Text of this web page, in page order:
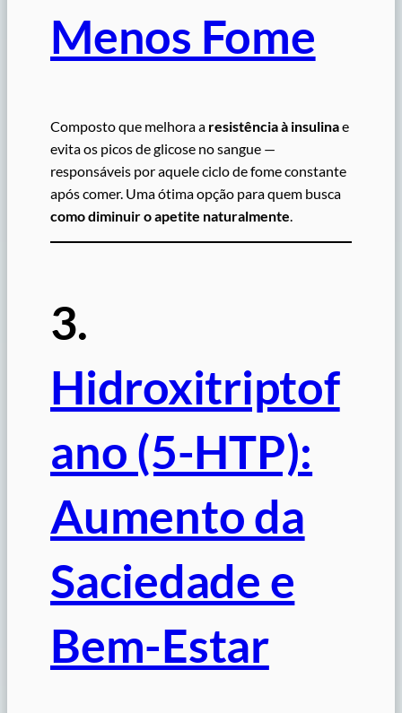
Menos Fome
Composto que melhora a resistência à insulinae
evita os picos de glicose no sangue —
responsáveis por aquele ciclo de fome constante
após comer. Uma ótima opção para quem busca
como diminuir o apetite naturalmente.
3.
Hidroxitriptof
ano (5-HTP):
Aumento da
Saciedade e
Bem-Estar